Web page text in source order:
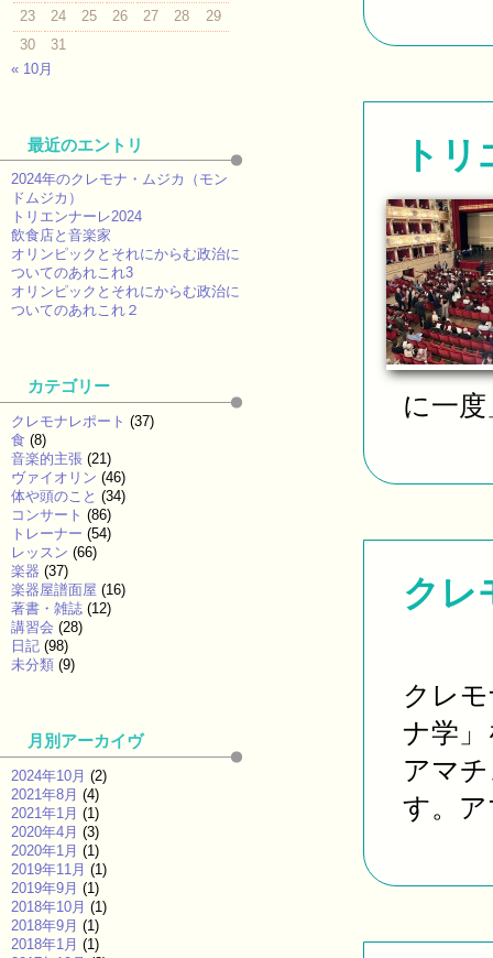
ト
に一
クレ
クレ
ナ学
アマ
す。
23
24 25 26 27 28
29
30
31
« 10月
最近のエントリ
2024年のクレモナ・ムジカ（モン
ドムジカ）
トリエンナーレ2024
飲食店と音楽家
オリンピックとそれにからむ政治に
ついてのあれこれ3
オリンピックとそれにからむ政治に
ついてのあれこれ２
カテゴリー
クレモナレポート (37)
食 (8)
音楽的主張 (21)
ヴァイオリン (46)
体や頭のこと (34)
コンサート (86)
トレーナー (54)
レッスン (66)
楽器 (37)
楽器屋譜面屋 (16)
著書・雑誌 (12)
講習会 (28)
日記 (98)
未分類 (9)
月別アーカイヴ
2024年10月 (2)
2021年8月 (4)
2021年1月 (1)
2020年4月 (3)
2020年1月 (1)
2019年11月 (1)
2019年9月 (1)
2018年10月 (1)
2018年9月 (1)
2018年1月 (1)